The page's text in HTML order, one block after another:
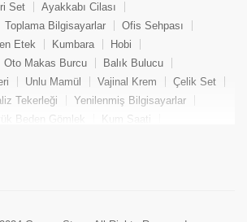
Set
Ayakkabı Cilası
Toplama Bilgisayarlar
Ofis Sehpası
Etek Kumbara
Hobi
Oto Makas Burcu
Balık Bulucu
Unlu Mamül Vajinal Krem
Çelik Set
Tekerleği
Yenilenmiş Bilgisayarlar
Beden Gömlek
Kum Saati